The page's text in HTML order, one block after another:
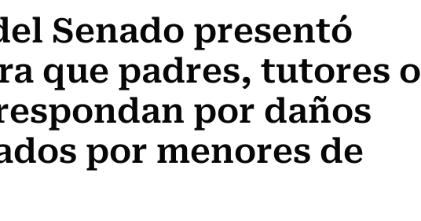
Senado presentó
que padres, tutores o
por daños
por menores de